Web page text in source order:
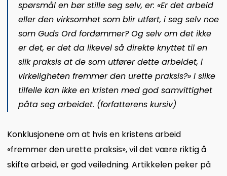
spørsmål en bør stille seg selv, er: «Er det arbeid
eller den virksomhet som blir utført, i seg selvnoe
som Guds Ord fordømmer? Og selv om det ikke
er det, er det da likevel så direkte knyttet tilen
slik praksis at de som utfører dette arbeidet, i
virkeligheten fremmerden urette praksis?» I slike
tilfelle kan ikke en kristen med god samvittighet
påta seg arbeidet. (forfatterens kursiv)
Konklusjonene om at hvis en kristens arbeid
«fremmer den urette praksis», vil det være riktig å
skifte arbeid, er god veiledning. Artikkelen peker på